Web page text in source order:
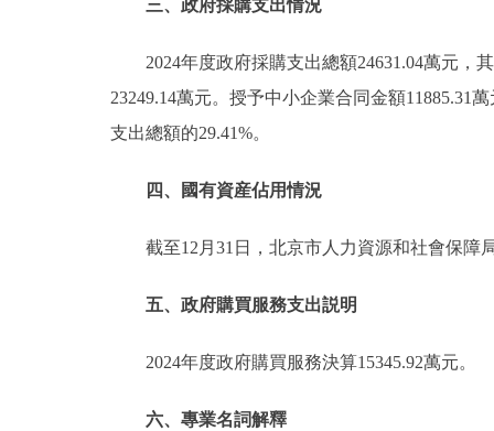
三、政府採購支出情況
2024年度政府採購支出總額24631.04萬元，
23249.14萬元。授予中小企業合同金額11885.31
支出總額的29.41%。
四、國有資産佔用情況
截至12月31日，北京市人力資源和社會保障
五、政府購買服務支出説明
2024年度政府購買服務決算15345.92萬元。
六、專業名詞解釋